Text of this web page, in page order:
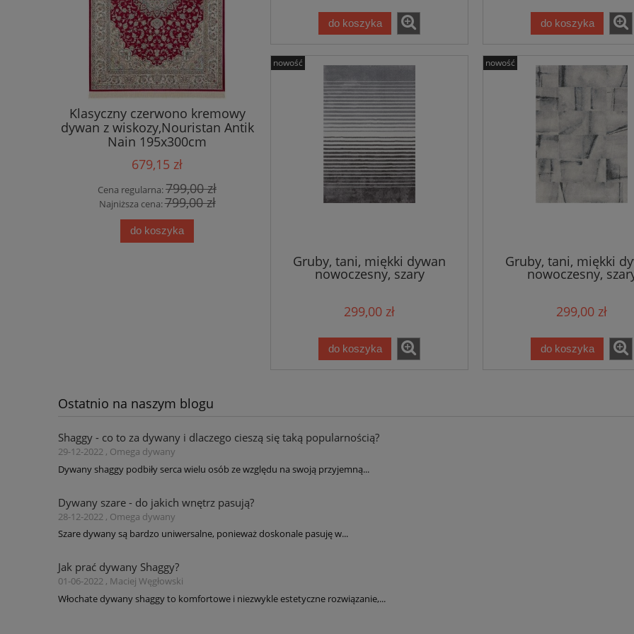
Klasyczny czerwono kremowy
dywan z wiskozy,Nouristan Antik
Nain 195x300cm
679,15 zł
Cena regularna:799,00 zł
Najniższa cena:799,00 zł
do koszyka
Ekskluzywny beżowy dywan z
wiskozy, Nouristan Nain Karun
200x300cm
679,15 zł
Cena regularna:799,00 zł
Najniższa cena:799,00 zł
Dywan tradycyjny do salonu
155x235cm,Villeroy&Boch
klasyczny kremowo szary
1 019,15 zł
1 199,00 zł
Najniższa cena:1 199,00 zł
do koszyka do koszyka
Gruby, tani, miękki dywan
nowoczesny, szary
160x230cm
299,00 zł
do koszyka
nowość
Gruby, tani, miękki
nowoczesny,
160x230cm
299,00 zł
do koszyka
nowość
Ostatnio na naszym blogu
Shaggy - co to za dywany i dlaczego cieszą się taką popularnością?
29-12-2022 , Omega dywany
Dywany shaggy podbiły serca wielu osób ze względu na swoją przyjemną...
Dywany szare - do jakich wnętrz pasują?
28-12-2022 , Omega dywany
Szare dywany są bardzo uniwersalne, ponieważ doskonale pasuję w...
Jak prać dywany Shaggy?
01-06-2022 , Maciej Węgłowski
Włochate dywany shaggy to komfortowe i niezwykle estetyczne rozwiązanie,...